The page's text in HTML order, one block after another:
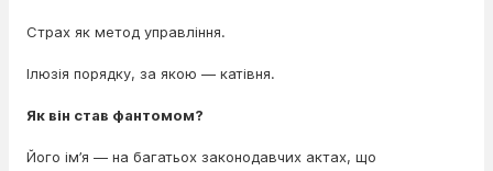
Страх як метод управління.
Ілюзія порядку, за якою — катівня.
Як він став фантомом?
Його ім’я — на багатьох законодавчих актах, що